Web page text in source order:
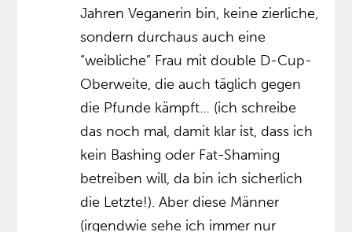
Jahren Veganerin bin, keine zierliche,
sondern durchaus auch eine
“weibliche” Frau mit double D-Cup-
Oberweite, die auch täglich gegen
die Pfunde kämpft… (ich schreibe
das noch mal, damit klar ist, dass ich
kein Bashing oder Fat-Shaming
betreiben will, da bin ich sicherlich
die Letzte!). Aber diese Männer
(irgendwie sehe ich immer nur